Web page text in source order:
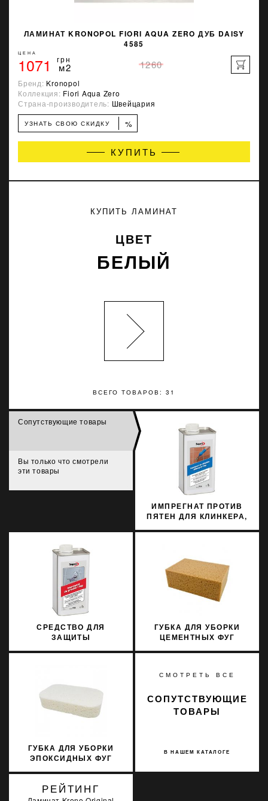
ЛАМИНАТ KRONOPOL FIORI AQUA ZERO ДУБ DAISY
4585
ЦЕНА
1071 грн
м2 1260
Бренд: Kronopol
Коллекция: Fiori Aqua Zero
Страна-производитель: Швейцария
УЗНАТЬ СВОЮ СКИДКУ %
КУПИТЬ
ВСЕГО ТОВАРОВ: 31
КУПИТЬ ЛАМИНАТ
ЦВЕТ
БЕЛЫЙ
Сопутствующие товары
Вы только что смотрели
эти товары
ИМПРЕГНАТ ПРОТИВ
ПЯТЕН ДЛЯ КЛИНКЕРА,
714/1 1Л
СРЕДСТВО ДЛЯ
ЗАЩИТЫ
ГУБКА ДЛЯ УБОРКИ
ЦЕМЕНТНЫХ ФУГ
ГУБКА ДЛЯ УБОРКИ
ЭПОКСИДНЫХ ФУГ
СМОТРЕТЬ ВСЕ
В НАШЕМ КАТАЛОГЕ
СОПУТСТВУЮЩИЕ
ТОВАРЫ
РЕЙТИНГ